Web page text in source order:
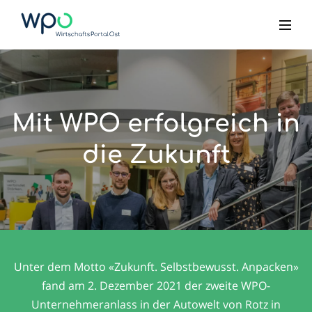
Mit WPO erfolgreich in
die Zukunft
Unter dem Motto «Zukunft. Selbstbewusst. Anpacken»
fand am 2. Dezember 2021 der zweite WPO-
Unternehmeranlass in der Autowelt von Rotz in